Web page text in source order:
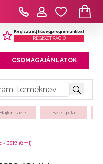
Regisztrálj hűségprogramunkba!
REGISZTRÁCIÓ
CSOMAGAJÁNLATOK
Hajformázás Szempilla
- 3S19 (8ml)